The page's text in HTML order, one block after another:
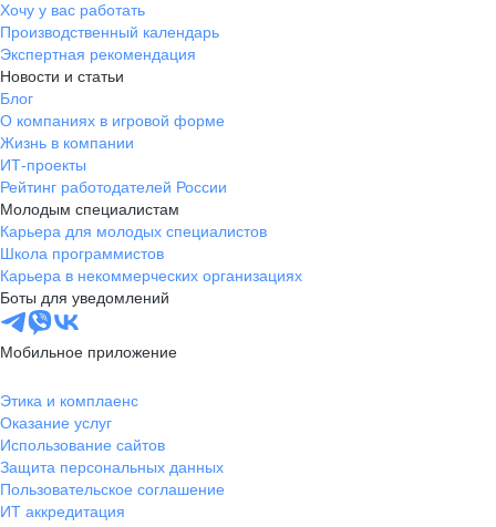
Хочу у вас работать
Производственный календарь
Экспертная рекомендация
Новости и статьи
Блог
О компаниях в игровой форме
Жизнь в компании
ИТ-проекты
Рейтинг работодателей России
Молодым специалистам
Карьера для молодых специалистов
Школа программистов
Карьера в некоммерческих организациях
Боты для уведомлений
Мобильное приложение
Этика и комплаенс
Оказание услуг
Использование сайтов
Защита персональных данных
Пользовательское соглашение
ИТ аккредитация